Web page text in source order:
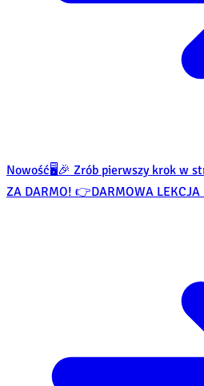
Nowość🖥️🎉 Zrób pierwszy krok w
ZA DARMO! 👉DARMOWA LEKCJA